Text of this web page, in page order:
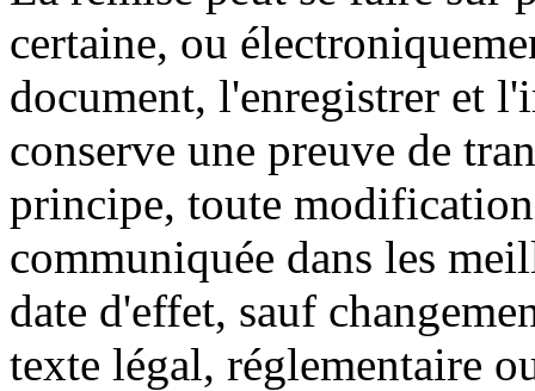
certaine, ou
document, l'enregistrer et
conserve une preuve de
principe, toute
communiquée dans les
date d'effet, sauf
texte légal, réglementaire